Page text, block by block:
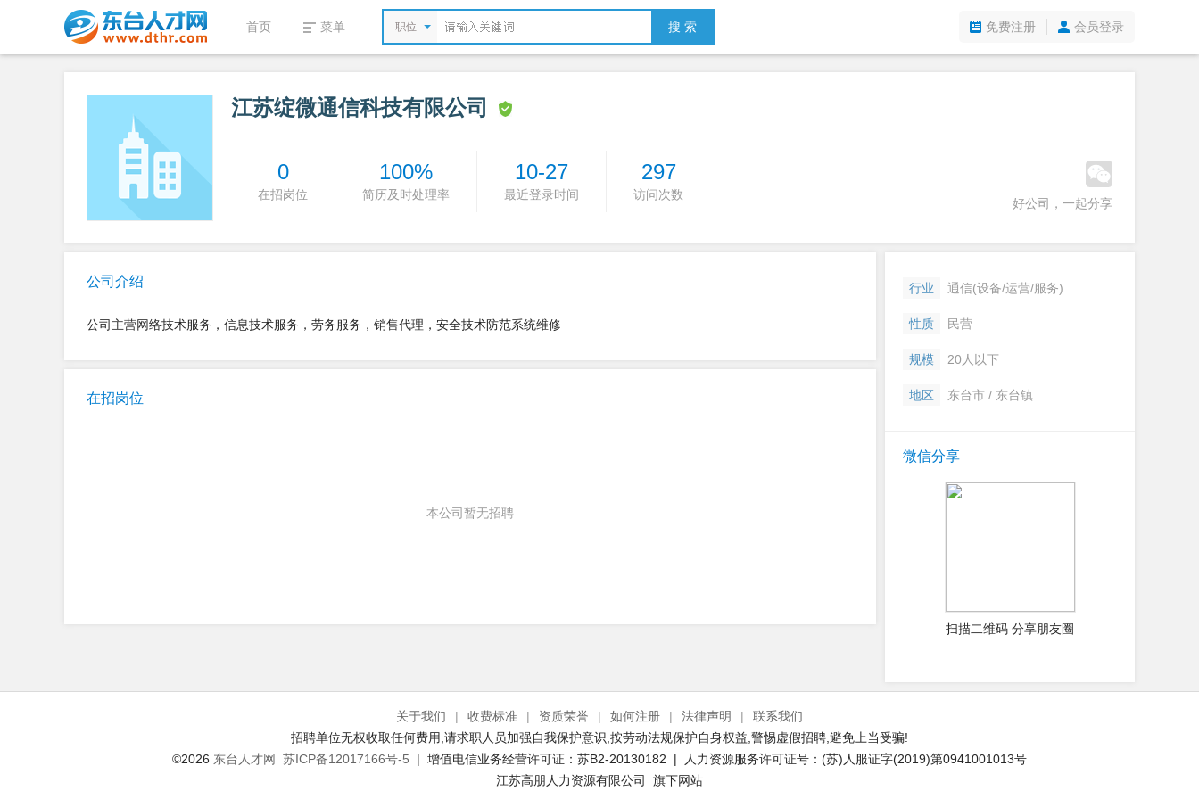
首页 菜单 职位 搜 索 免费注册 会员登录
江苏绽微通信科技有限公司
0
在招岗位
100%
简历及时处理率
10-27
最近登录时间
297
访问次数
好公司，一起分享
公司介绍
公司主营网络技术服务，信息技术服务，劳务服务，销售代理，安全技术防范系统维修
在招岗位
本公司暂无招聘
行业 通信(设备/运营/服务)
性质 民营
规模 20人以下
地区 东台市 / 东台镇
微信分享
扫描二维码 分享朋友圈
关于我们 | 收费标准 | 资质荣誉 | 如何注册 | 法律声明 |
联系我们
招聘单位无权收取任何费用,请求职人员加强自我保护意识,按劳动法规保护自身权益,警惕虚假招聘,避免上当受骗!
©2026 东台人才网 苏ICP备12017166号-5 | 增值电信业务经营许可证：苏B2-20130182 | 人力资源服务许可证号：(苏)人服证字(2019)第0941001013号
江苏高朋人力资源有限公司 旗下网站